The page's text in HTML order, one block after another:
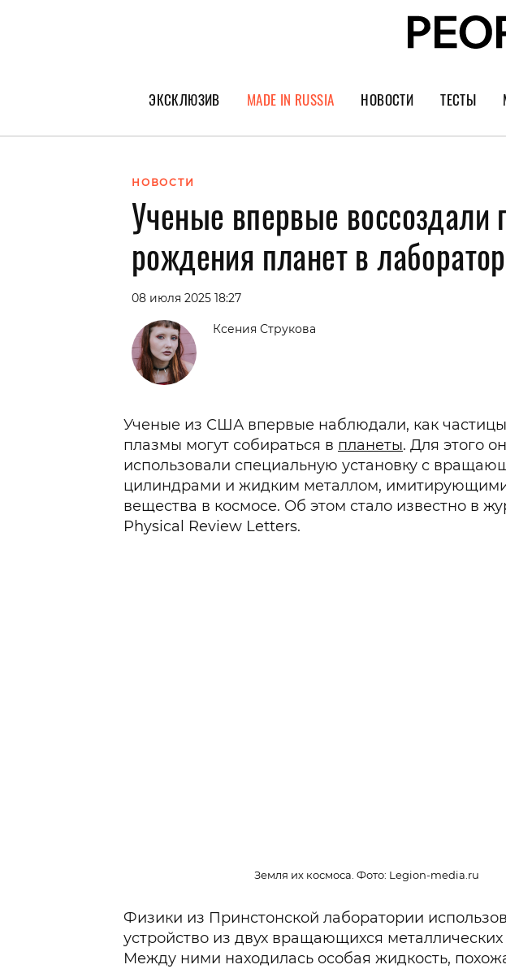
ЭКСКЛЮЗИВ
ГЕРОИ PEOPLETALK
ПОКОЛЕНИЕ
MADE IN RUSSIA НОВОСТИ ТЕСТЫ
НОВОСТИ
Ученые впервые воссоздали
рождения планет в
08 июля 2025 18:27
Ксения Струкова
Ученые из США впервые наблюдали, как частицы
плазмы могут собираться в планеты. Для этого
использовали специальную установку с
цилиндрами и жидким металлом,
вещества в космосе. Об этом стало известно в
Physical Review Letters.
Земля их космоса. Фото: Legion-media.ru
Физики из Принстонской лаборатории
устройство из двух вращающихся металлических
Между ними находилась особая жидкость,